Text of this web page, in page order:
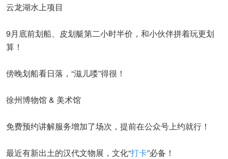
云龙湖水上项目
9月底前划船、皮划艇第二小时半价，和小伙伴拼着玩更划
算！
傍晚划船看日落，“滋儿喽”得很！
徐州博物馆 & 美术馆
免费预约讲解服务增加了场次，提前在公众号上约就行！
最近有新出土的汉代文物展，文化“打卡”必备！